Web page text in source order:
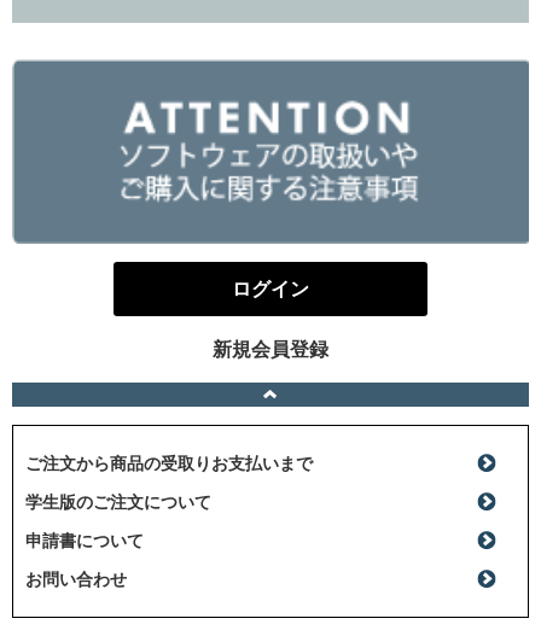
ログイン
新規会員登録
ご注文から商品の受取りお支払いまで
学生版のご注文について
申請書について
お問い合わせ